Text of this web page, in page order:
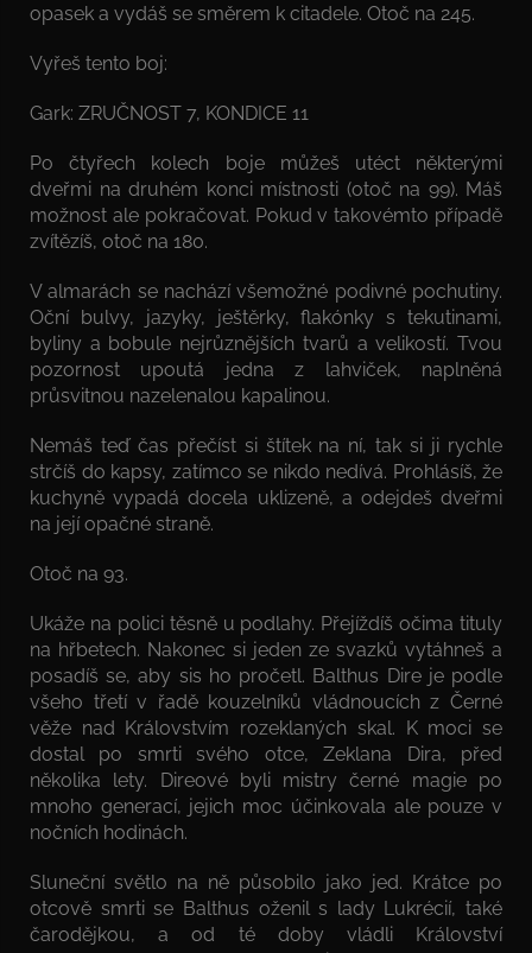
opasek a vydáš se směrem k citadele. Otoč na 245.
Vyřeš tento boj:
Gark: ZRUČNOST 7, KONDICE 11
Po čtyřech kolech boje můžeš utéct některými
dveřmi na druhém konci místnosti (otoč na 99). Máš
možnost ale pokračovat. Pokud v takovémto případě
zvítězíš, otoč na 180.
V almarách se nachází všemožné podivné pochutiny.
Oční bulvy, jazyky, ještěrky, flakónky s tekutinami,
byliny a bobule nejrůznějších tvarů a velikostí. Tvou
pozornost upoutá jedna z lahviček, naplněná
průsvitnou nazelenalou kapalinou.
Nemáš teď čas přečíst si štítek na ní, tak si ji rychle
strčíš do kapsy, zatímco se nikdo nedívá. Prohlásíš, že
kuchyně vypadá docela uklizeně, a odejdeš dveřmi
na její opačné straně.
Otoč na 93.
Ukáže na polici těsně u podlahy. Přejíždíš očima tituly
na hřbetech. Nakonec si jeden ze svazků vytáhneš a
posadíš se, aby sis ho pročetl. Balthus Dire je podle
všeho třetí v řadě kouzelníků vládnoucích z Černé
věže nad Královstvím rozeklaných skal. K moci se
dostal po smrti svého otce, Zeklana Dira, před
několika lety. Direové byli mistry černé magie po
mnoho generací, jejich moc účinkovala ale pouze v
nočních hodinách.
Sluneční světlo na ně působilo jako jed. Krátce po
otcově smrti se Balthus oženil s lady Lukrécií, také
čarodějkou, a od té doby vládli Království